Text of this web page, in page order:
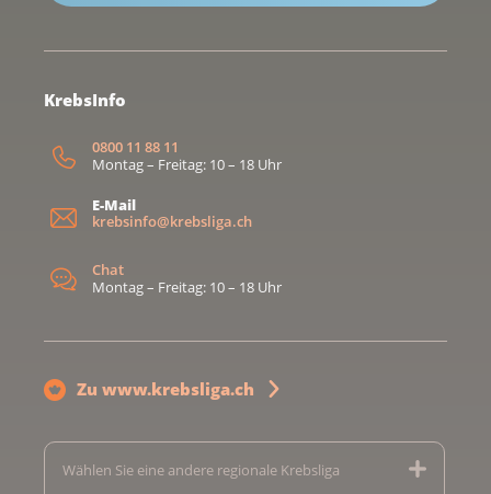
KrebsInfo
0800 11 88 11
Montag – Freitag: 10 – 18 Uhr
E-Mail
krebsinfo@krebsliga.ch
Chat
Montag – Freitag: 10 – 18 Uhr
Zu www.krebsliga.ch
Wählen Sie eine andere regionale Krebsliga